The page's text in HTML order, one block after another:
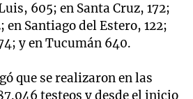
605; en Santa Cruz, 172;
en Santiago del Estero, 122;
y en Tucumán 640.
que se realizaron en las
testeos y desde el inicio